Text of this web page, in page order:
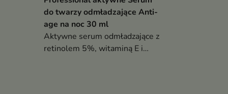
do twarzy odmładzające Anti-
age na noc 30 ml
Aktywne serum odmładzające z
retinolem 5%, witaminą E i